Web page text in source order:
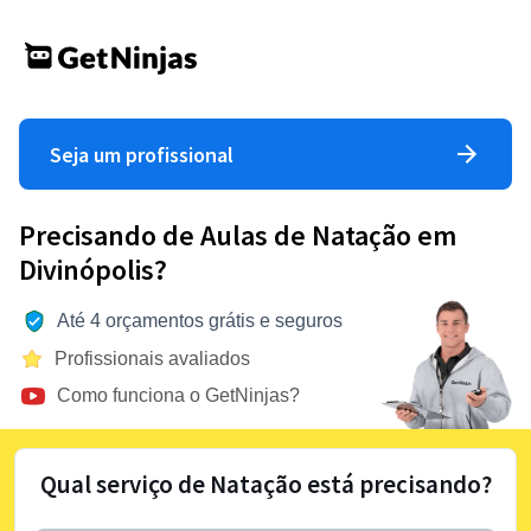
Seja um profissional
Precisando de Aulas de Natação em
Divinópolis?
Até 4 orçamentos grátis e seguros
Profissionais avaliados
Como funciona o GetNinjas?
Qual serviço de Natação está precisando?